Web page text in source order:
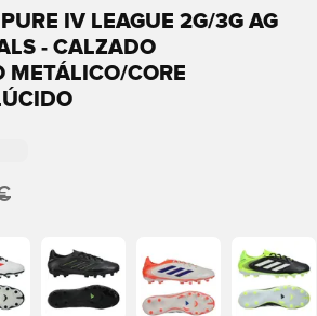
IV LEAGUE 2G/3G AG
- CALZADO
METÁLICO/CORE